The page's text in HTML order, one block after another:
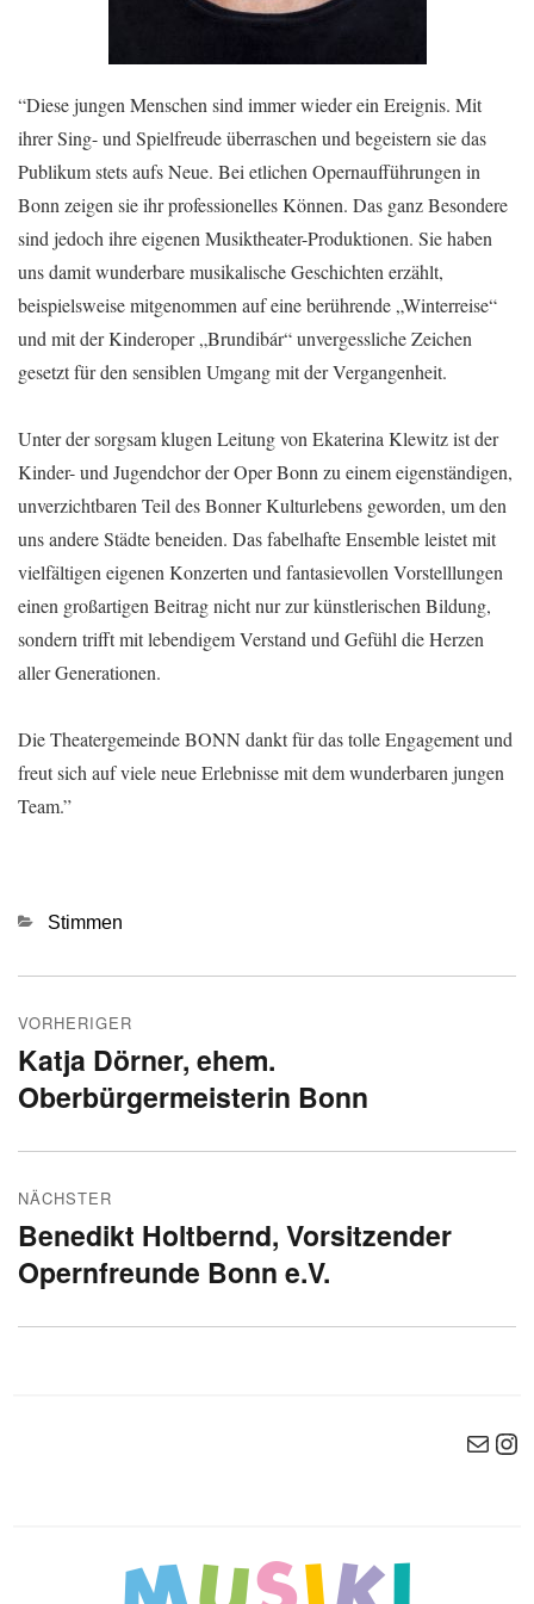
“Diese jungen Menschen sind immer wieder ein Ereignis. Mit
ihrer Sing- und Spielfreude überraschen und begeistern sie das
Publikum stets aufs Neue. Bei etlichen Opernaufführungen in
Bonn zeigen sie ihr professionelles Können. Das ganz Besondere
sind jedoch ihre eigenen Musiktheater-Produktionen. Sie haben
uns damit wunderbare musikalische Geschichten erzählt,
beispielsweise mitgenommen auf eine berührende „Winterreise“
und mit der Kinderoper „Brundibár“ unvergessliche Zeichen
gesetzt für den sensiblen Umgang mit der Vergangenheit.
Unter der sorgsam klugen Leitung von Ekaterina Klewitz ist der
Kinder- und Jugendchor der Oper Bonn zu einem eigenständigen,
unverzichtbaren Teil des Bonner Kulturlebens geworden, um den
uns andere Städte beneiden. Das fabelhafte Ensemble leistet mit
vielfältigen eigenen Konzerten und fantasievollen Vorstelllungen
einen großartigen Beitrag nicht nur zur künstlerischen Bildung,
sondern trifft mit lebendigem Verstand und Gefühl die Herzen
aller Generationen.
Die Theatergemeinde BONN dankt für das tolle Engagement und
freut sich auf viele neue Erlebnisse mit dem wunderbaren jungen
Team.”
Kategorien
Stimmen
VORHERIGER
Vorheriger
Beitrag:
Katja Dörner, ehem.
Oberbürgermeisterin Bonn
NÄCHSTER
Nächster
Beitrag:
Benedikt Holtbernd, Vorsitzender
Opernfreunde Bonn e.V.
E-Mail